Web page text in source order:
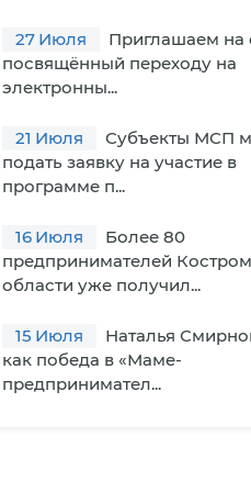
27 Июля
Приглашаем на
посвящённый переходу на
электронны...
21 Июля
Субъекты МСП
подать заявку на участие в
программе п...
16 Июля
Более 80
предпринимателей
области уже получил...
15 Июля
Наталья
как победа в «Маме-
предпринимател...